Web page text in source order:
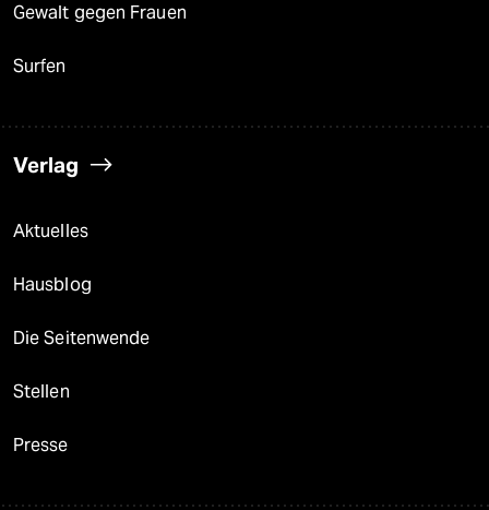
Gewalt gegen Frauen
Surfen
Verlag
Aktuelles
Hausblog
Die Seitenwende
Stellen
Presse